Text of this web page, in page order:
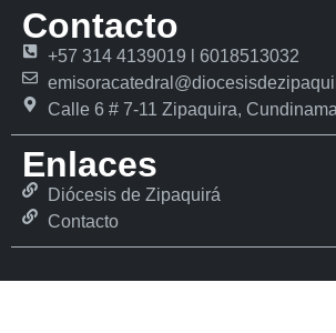
Contacto
+57 314 4139019 l 6018513032
Calle 6 # 7-11 Zipaquira,
Enlaces
Diócesis de Zipaquirá
Contacto